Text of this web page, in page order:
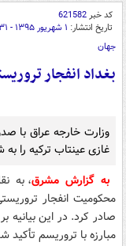
کد خبر621582
تاریخ انتشار: ۱ شهریور ۱۳۹۵ - ۱۱:۳۱
جهان
بغداد انفجار
وزارت خارجه عراق با
غازی عینتاب ترکیه را
به گزارش مشرق، به
محکومیت انفجار
صادر کرد. در این بیانیه
مبارزه با تروریسم